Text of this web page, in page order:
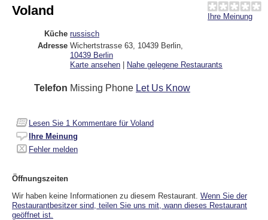
Ihre Meinung
Voland
Küche russisch
Adresse Wichertstrasse 63, 10439 Berlin
10439 Berlin
Karte ansehen | Nahe gelegene Restaurants
Telefon Missing Phone Let Us Know
Lesen Sie 1 Kommentare für Voland
Ihre Meinung
Fehler melden
Öffnungszeiten
Wir haben keine Informationen zu diesem Restaurant. Wenn Sie der
Restaurantbesitzer sind, teilen Sie uns mit, wann dieses Restaurant
geöffnet ist.